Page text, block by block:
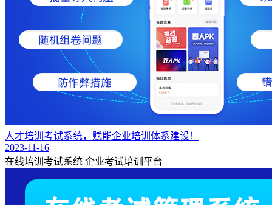
人才培训考试系统，赋能企业培训体系建设！
2023-11-16
在线培训考试系统 企业考试培训平台